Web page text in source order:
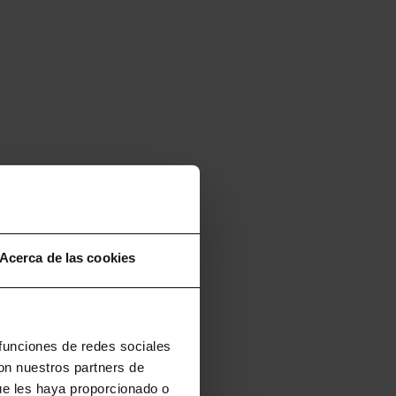
Acerca de las cookies
de redes sociales
nuestros partners de
les haya proporcionado o